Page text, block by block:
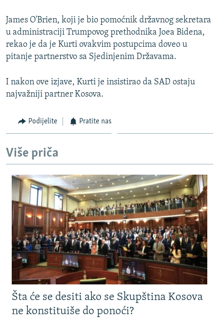
James O'Brien, koji je bio pomoćnik državnog sekretara
u administraciji Trumpovog prethodnika Joea Bidena,
rekao je da je Kurti ovakvim postupcima doveo u
pitanje partnerstvo sa Sjedinjenim Državama.
I nakon ove izjave, Kurti je insistirao da SAD ostaju
najvažniji partner Kosova.
Podijelite Pratite nas
Više priča
Šta će se desiti ako se Skupština Kosova
ne konstituiše do ponoći?